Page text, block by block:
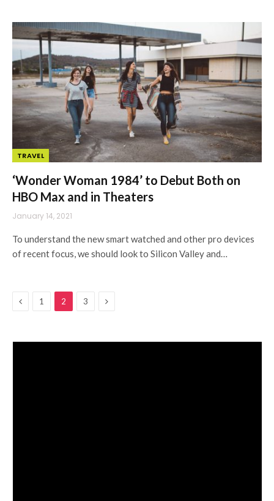
TRAVEL
‘Wonder Woman 1984’ to Debut Both on
HBO Max and in Theaters
January 14, 2021
To understand the new smart watched and other pro devices
of recent focus, we should look to Silicon Valley and…
Previous
1 2 3 Next